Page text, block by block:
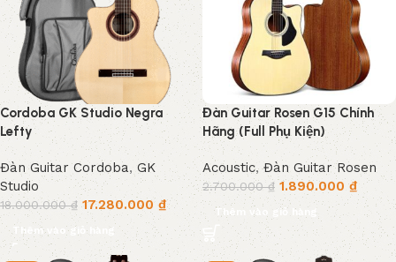
Cordoba GK Studio Negra
Lefty
Đàn Guitar Cordoba, GK
Studio
18.000.000₫ 17.280.000 ₫
Thêm vào giỏ hàng
Đàn Guitar Rosen G15 Chính
Hãng (Full Phụ Kiện)
Acoustic,Đàn Guitar Rosen
2.700.000₫ 1.890.000₫
Thêm vào giỏ hàng